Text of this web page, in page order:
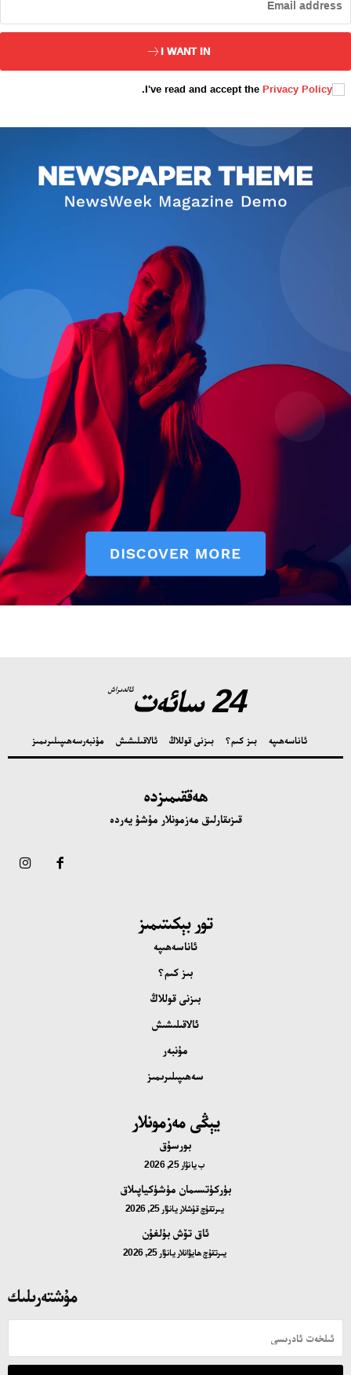
ئەزا بولاي
تور بېكىتىمىز
ئاناسەھىپە
بىز كىم؟
I WANT IN
I've read and accept the Privacy Policy
.
24 سائەت ئالدىراش
ئاناسەھىپە بىز كىم؟ بىزنى قوللاڭ ئالاقىلىشىش مۇنبەرسەھىپىلىرىمىز
ھەققىمىزدە
قىزىقارلىق مەزمونلار مۇشۇ يەردە
تور بېكىتىمىز
ئاناسەھىپە
بىز كىم؟
بىزنى قوللاڭ
ئالاقىلىشىش
مۇنبەر
سەھىپىلىرىمىز
يېڭى مەزمونلار
بورسۇق
بيانۋار 25, 2026
بۈركۈتسىمان مۈشۈكياپىلاق
يىرتقۇچ قۇشلار يانۋار 25, 2026
ئاق تۆش بۇلغۇن
يىرتقۇچ ھايۋانلار يانۋار 25, 2026
مۇشتەرىلىك